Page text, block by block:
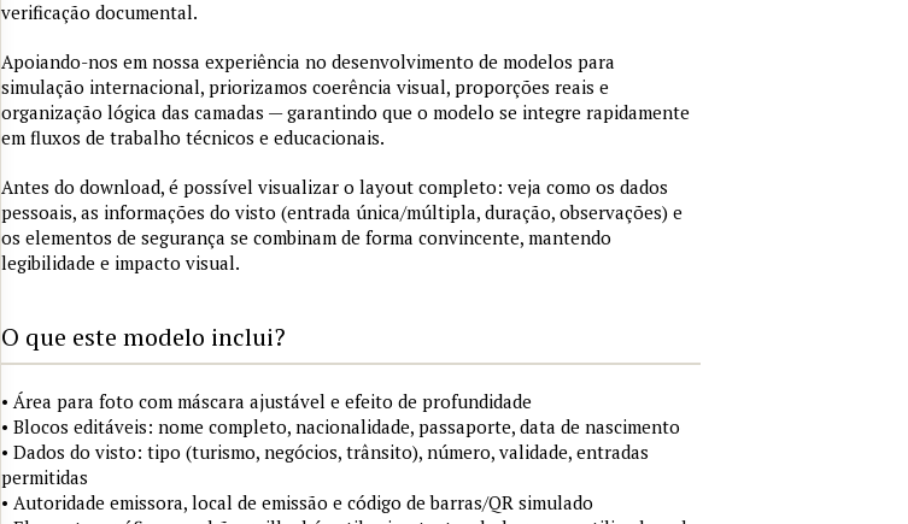
verificação documental.
Apoiando-nos em nossa experiência no desenvolvimento de modelos para
simulação internacional, priorizamos coerência visual, proporções reais e
organização lógica das camadas — garantindo que o modelo se integre rapidamente
em fluxos de trabalho técnicos e educacionais.
Antes do download, é possível visualizar o layout completo: veja como os dados
pessoais, as informações do visto (entrada única/múltipla, duração, observações) e
os elementos de segurança se combinam de forma convincente, mantendo
legibilidade e impacto visual.
O que este modelo inclui?
• Área para foto com máscara ajustável e efeito de profundidade
• Blocos editáveis: nome completo, nacionalidade, passaporte, data de nascimento
• Dados do visto: tipo (turismo, negócios, trânsito), número, validade, entradas
permitidas
• Autoridade emissora, local de emissão e código de barras/QR simulado